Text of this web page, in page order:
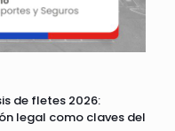
de fletes 2026:
legal como claves del